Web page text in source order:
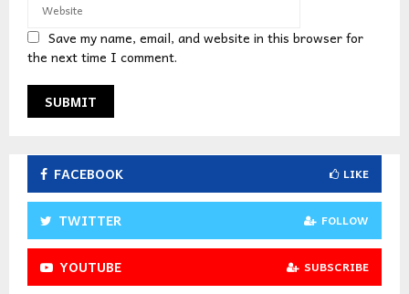
Save my name, email, and website in this browser for
the next time I comment.
FACEBOOK LIKE
TWITTER FOLLOW
YOUTUBE SUBSCRIBE